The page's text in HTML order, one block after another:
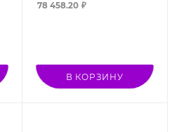
78 458.20 ₽
В КОРЗИНУ